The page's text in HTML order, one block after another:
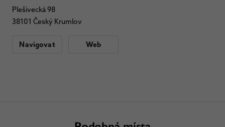
Plešivecká 98
38101 Český Krumlov
Navigovat Web